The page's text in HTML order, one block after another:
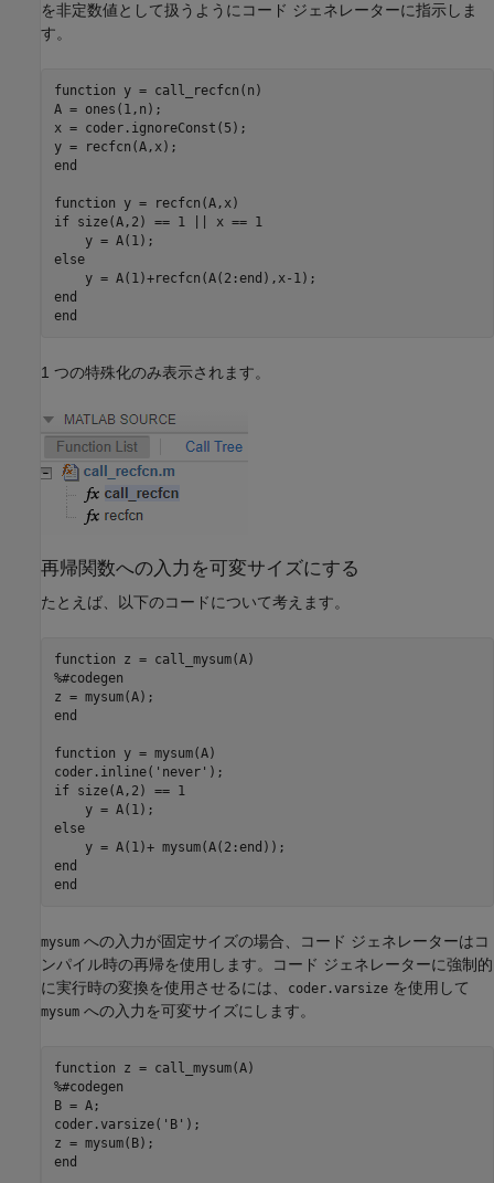
を非定数値として扱うようにコード ジェネレーターに指示しま
す。
function y = call_recfcn(n)
A = ones(1,n);
x = coder.ignoreConst(5);
end
function
if size(A,2) == 1 || x == 1
else
end
end
1 つの特殊化のみ表示されます。
再帰関数への入力を可変サイズにする
たとえば、以下のコードについて考えます。
function
%#codegen
end
function y = mysum(A)
coder.inline( 'never'
if size(A,2) == 1
else
end
end
mysum への入力が固定サイズの場合、コード ジェネレーターはコ
ンパイル時の再帰を使用します。コード ジェネレーターに強制的
に実行時の変換を使用させるには、
coder.varsize を使用して
mysum への入力を可変サイズにします。
function
%#codegen
B = A;
coder.varsize( 'B' );
end